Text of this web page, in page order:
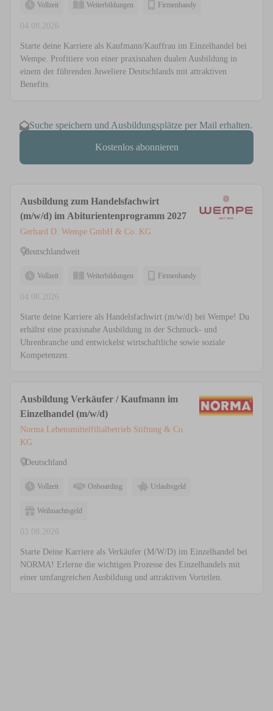
Vollzeit Weiterbildungen Firmenhandy
04.08.2026
Starte deine Karriere als Kaufmann/Kauffrau im Einzelhandel bei
Wempe. Profitiere von einer praxisnahen dualen Ausbildung in
einem der führenden Juweliere Deutschlands mit attraktiven
Benefits.
Suche speichern und Ausbildungsplätze per Mail erhalten.
Kostenlos abonnieren
Ausbildung zum Handelsfachwirt
(m/w/d) im Abiturientenprogramm 2027
Gerhard D. Wempe GmbH & Co. KG
deutschlandweit
Vollzeit Weiterbildungen Firmenhandy
04.08.2026
Starte deine Karriere als Handelsfachwirt (m/w/d) bei Wempe! Du
erhältst eine praxisnahe Ausbildung in der Schmuck- und
Uhrenbranche und entwickelst wirtschaftliche sowie soziale
Kompetenzen.
Ausbildung Verkäufer / Kaufmann im
Einzelhandel (m/w/d)
Norma Lebensmittelfilialbetrieb Stiftung & Co.
KG
Deutschland
Vollzeit Onboarding Urlaubsgeld
Weihnachtsgeld
03.08.2026
Starte Deine Karriere als Verkäufer (M/W/D) im Einzelhandel bei
NORMA! Erlerne die wichtigen Prozesse des Einzelhandels mit
einer umfangreichen Ausbildung und attraktiven Vorteilen.